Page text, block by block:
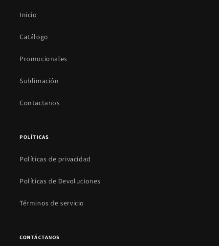
Inicio
Catálogo
Promocionales
Sublimación
Contactanos
POLÍTICAS
Políticas de privacidad
Políticas de Devoluciones
Términos de servicio
CONTÁCTANOS